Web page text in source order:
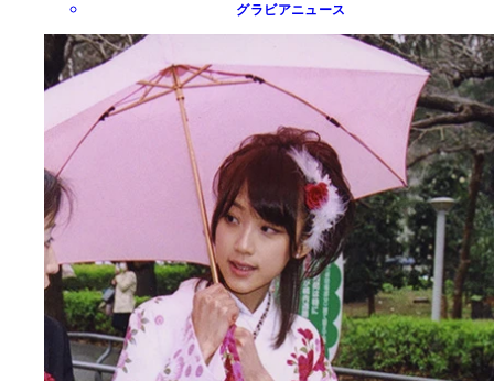
グラビアニュース